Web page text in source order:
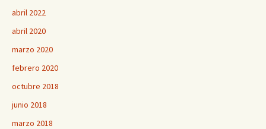
abril 2022
abril 2020
marzo 2020
febrero 2020
octubre 2018
junio 2018
marzo 2018